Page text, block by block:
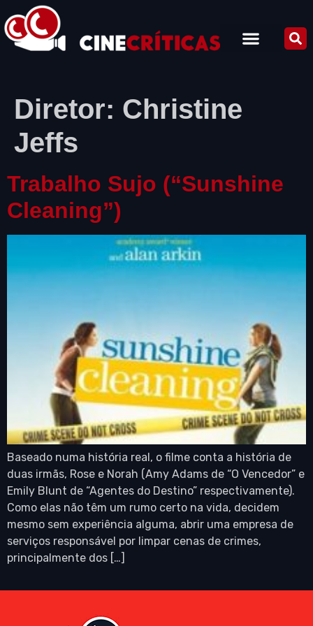
Diretor: Christine
Jeffs
Trabalho Sujo (“Sunshine
Cleaning”)
Baseado numa história real, o filme conta a história de
duas irmãs, Rose e Norah (Amy Adams de “O Vencedor” e
Emily Blunt de “Agentes do Destino” respectivamente).
Como elas não têm um rumo certo na vida, decidem
mesmo sem experiência alguma, abrir uma empresa de
serviços responsável por limpar cenas de crimes,
principalmente dos […]